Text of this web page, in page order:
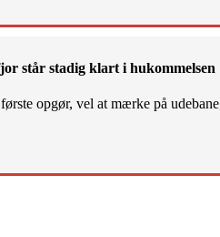
står stadig klart i hukommelsen
opgør, vel at mærke på